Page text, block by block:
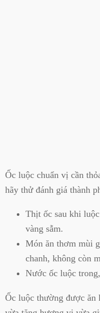
Ốc luộc chuẩn vị cần
hãy thử đánh giá thành
Thịt ốc sau khi
vàng sẫm.
Món ăn thơm mùi
chanh, không còn
Nước ốc luộc
Ốc luộc thường được